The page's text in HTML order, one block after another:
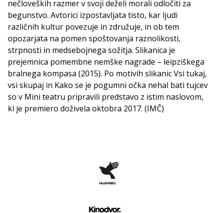
nečloveških razmer v svoji deželi morali odločiti za
begunstvo. Avtorici izpostavljata tisto, kar ljudi
različnih kultur povezuje in združuje, in ob tem
opozarjata na pomen spoštovanja raznolikosti,
strpnosti in medsebojnega sožitja. Slikanica je
prejemnica pomembne nemške nagrade – leipziškega
bralnega kompasa (2015). Po motivih slikanic Vsi tukaj,
vsi skupaj in Kako se je pogumni očka nehal bati tujcev
so v Mini teatru pripravili predstavo z istim naslovom,
ki je premiero doživela oktobra 2017. (IMČ)